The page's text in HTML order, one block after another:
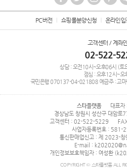
PC버전 쇼핑몰분양신청 온라인입
고객센터 / 계좌
02-522-
상담 : 오전10시~오후06시 (토
점심 : 오후12시~오
국민은행070137-04-021808 예금주 : 고
스타플랫폼
대표자
경상남도 창원시 성산구 대암로
고객센터 : 02-522-5229
사업자등록번호 : 581-
통신판매업신고 : 제 2023-
E-mail :
개인정보보호책임자 : 여성환
COPYRIGHT © 스타플랫폼 ALL